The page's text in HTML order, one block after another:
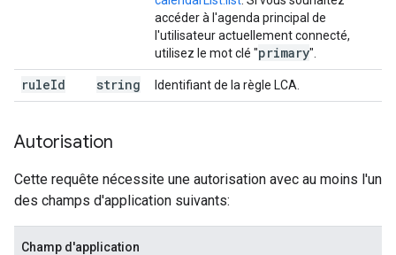
accéder à l'agenda principal de
l'utilisateur actuellement connecté,
utilisez le mot clé "primary".
ruleId string Identifiant de la règle LCA.
Autorisation
Cette requête nécessite une autorisation avec au moins l'un
des champs d'application suivants:
Champ d'application